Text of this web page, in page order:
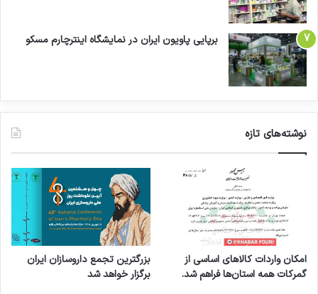
برپایی پاویون ایران در نمایشگاه اینترچارم مسکو
نوشته‌های تازه
امکان واردات کالاهای اساسی از
گمرکات همه استان‌ها فراهم شد.
بزرگترین تجمع داروسازان ایران
برگزار خواهد شد